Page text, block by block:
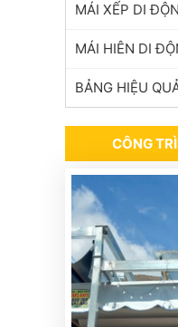
MÁI XẾP DI
MÁI HIÊN DI
BẢNG HIỆU
CÔNG